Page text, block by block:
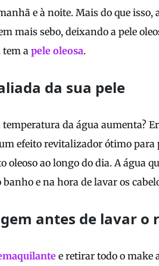
e à noite. Mais do que isso,
mais sebo, deixando a pele
tem a pele oleosa.
da sua pele
da água aumenta?
efeito revitalizador ótimo para
oleoso ao longo do dia. A água
banho e na hora de lavar os
antes de lavar o
e retirar todo o make